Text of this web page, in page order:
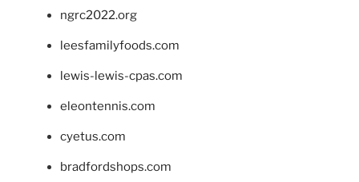
ngrc2022.org
leesfamilyfoods.com
lewis-lewis-cpas.com
eleontennis.com
cyetus.com
bradfordshops.com